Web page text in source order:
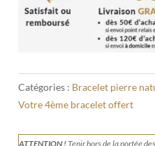
intense
6mm
Catégories : Bracelet pierre
Votre 4ème bracelet offert
ATTENTION !Tenirhors de la portée